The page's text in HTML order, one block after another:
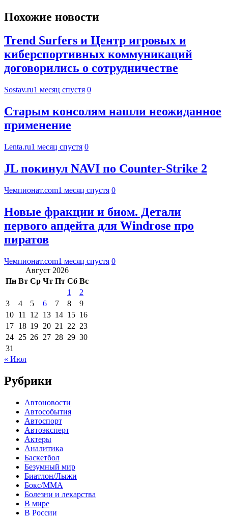
Похожие новости
Trend Surfers и Центр игровых и
киберспортивных коммуникаций
договорились о сотрудничестве
Sostav.ru1 месяц спустя 0
Старым консолям нашли неожиданное
применение
Lenta.ru1 месяц спустя 0
JL покинул NAVI по Counter-Strike 2
Чемпионат.com1 месяц спустя 0
Новые фракции и биом. Детали
первого апдейта для Windrose про
пиратов
Чемпионат.com1 месяц спустя 0
Август 2026
Пн Вт Ср Чт Пт Сб Вс
1
2
3
4 5 6 7 8
9
10 11 12 13 14 15 16
17 18 19 20 21 22 23
24 25 26 27 28 29 30
31
« Июл
Рубрики
Автоновости
Автособытия
Автоспорт
Автоэксперт
Актеры
Аналитика
Баскетбол
Безумный мир
Биатлон/Лыжи
Бокс/MMA
Болезни и лекарства
В мире
В России